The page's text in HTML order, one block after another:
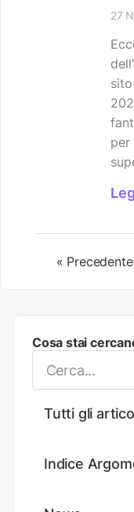
Cosa stai
Tutti gli
Indice
27
per
« Precedente